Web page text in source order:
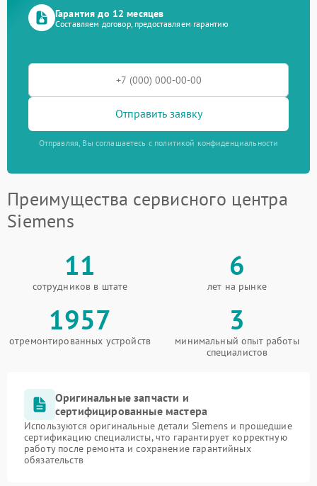
Гарантия до 12 месяцев
Составляем договор, предоставляем гарантию
Отправить заявку
Отправляя, Вы соглашаетесь с политикой конфиденциальности
Преимущества сервисного центра
Siemens
11
сотрудников в штате
6
лет на рынке
1957
отремонтированных устройств
3
минимальный опыт работы
специалистов
Оригинальные запчасти и
сертифицированные мастера
Используются оригинальные детали Siemens и прошедшие
сертификацию специалисты, что гарантирует корректную
работу после ремонта и сохранение гарантийных
обязательств